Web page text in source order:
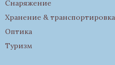
Снаряжение
Хранение & транспортировка
Оптика
Туризм